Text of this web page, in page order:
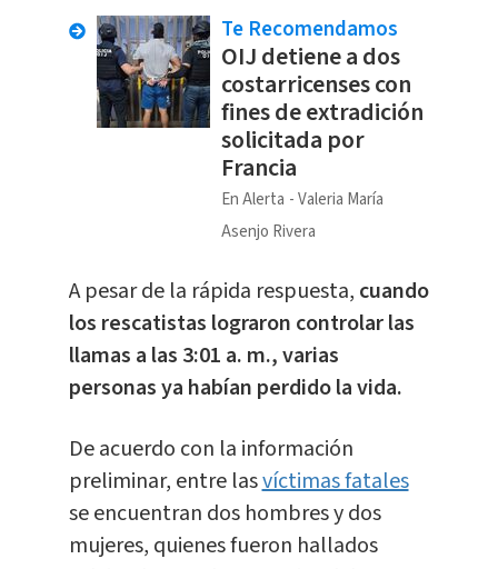
Te Recomendamos
OIJ detiene a dos
costarricenses con
fines de extradición
solicitada por
Francia
En Alerta
Valeria María
Asenjo Rivera
A pesar de la rápida respuesta, cuando
los rescatistas lograron controlar las
llamas a las 3:01 a. m., varias
personas ya habían perdido la vida.
De acuerdo con la información
preliminar, entre lasvíctimas fatales
se encuentran dos hombres y dos
mujeres, quienes fueron hallados